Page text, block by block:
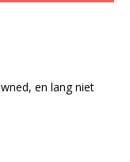
en lang niet